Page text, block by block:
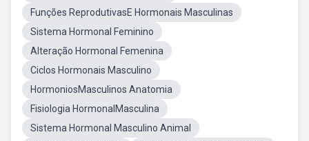
Funções ReprodutivasE Hormonais Masculinas
Sistema Hormonal Feminino
Alteração Hormonal Femenina
Ciclos Hormonais Masculino
HormoniosMasculinos Anatomia
Fisiologia HormonalMasculina
Sistema Hormonal Masculino Animal